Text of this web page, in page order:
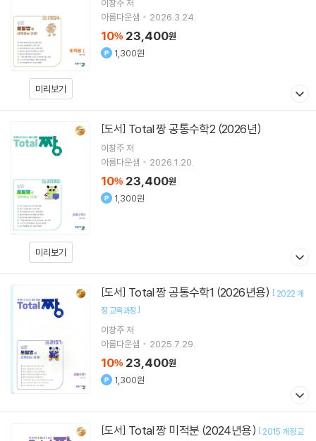
미리보기
이창주저
아름다운샘
2026.3.24.
10% 23,400원
1,300원
미리보기
[도서] Total 짱 공통수학2 (2026년)
이창주저
아름다운샘
2026.1.20.
10% 23,400원
1,300원
[도서] Total 짱 공통수학1 (2026년용) [ 2022 개
정 교육과정 ]
이창주저
아름다운샘
2025.7.29.
10% 23,400원
1,300원
[도서] Total 짱 미적분 (2024년용) [ 2015 개정 교